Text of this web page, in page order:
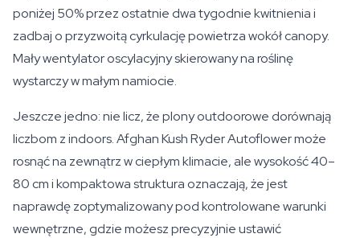
poniżej 50% przez ostatnie dwa tygodnie kwitnienia i
zadbaj o przyzwoitą cyrkulację powietrza wokół canopy.
Mały wentylator oscylacyjny skierowany na roślinę
wystarczy w małym namiocie.
Jeszcze jedno: nie licz, że plony outdoorowe dorównają
liczbom z indoors. Afghan Kush Ryder Autoflower może
rosnąć na zewnątrz w ciepłym klimacie, ale wysokość 40–
80 cm i kompaktowa struktura oznaczają, że jest
naprawdę zoptymalizowany pod kontrolowane warunki
wewnętrzne, gdzie możesz precyzyjnie ustawić